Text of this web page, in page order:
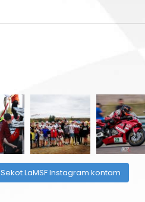
Sekot LaMSF Instagram kontam